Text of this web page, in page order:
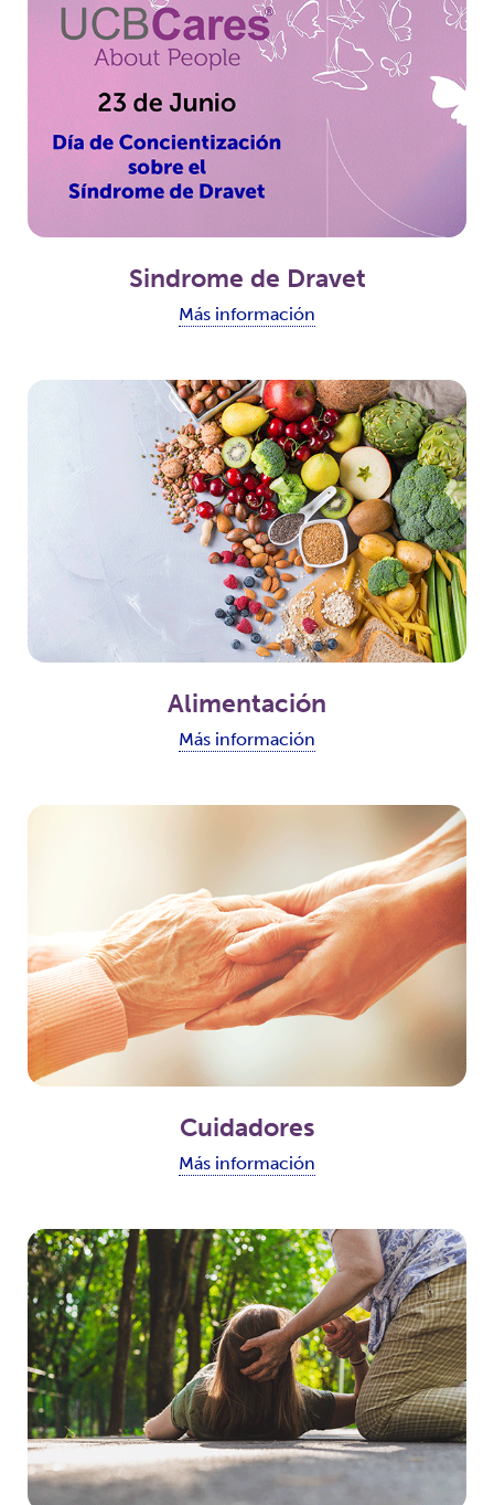
Sindrome de Dravet
Más información
Alimentación
Más información
Cuidadores
Más información